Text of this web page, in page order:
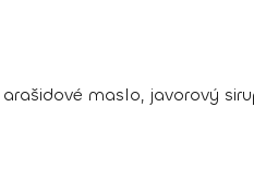
maslo, javorový